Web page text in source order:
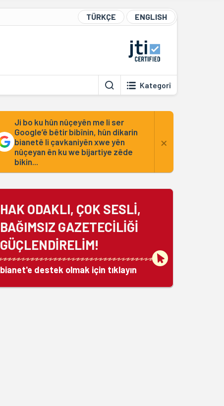
TÜRKÇE ENGLISH
Kategorî
Ji bo ku hûn nûçeyên me li ser
Google’ê bêtir bibînin, hûn dikarin
bianetê li çavkaniyên xwe yên
nûçeyan ên ku we bijartiye zêde
bikin...
×
HAK ODAKLI, ÇOK SESLİ,
BAĞIMSIZ GAZETECİLİĞİ
GÜÇLENDİRELİM!
bianet'e destek olmak için tıklayın